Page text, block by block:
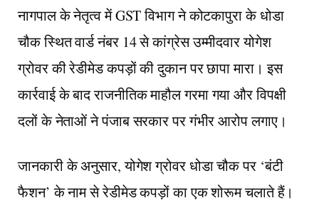
नागपाल के नेतृत्व में GST विभाग ने कोटकापुरा के धोडा
चौक स्थित वार्ड नंबर 14 से कांग्रेस उम्मीदवार योगेश
ग्रोवर की रेडीमेड कपड़ों की दुकान पर छापा मारा। इस
कार्रवाई के बाद राजनीतिक माहौल गरमा गया और विपक्षी
दलों के नेताओं ने पंजाब सरकार पर गंभीर आरोप लगाए।
जानकारी के अनुसार, योगेश ग्रोवर धोडा चौक पर ‘बंटी
फैशन’ के नाम से रेडीमेड कपड़ों का एक शोरूम चलाते हैं।